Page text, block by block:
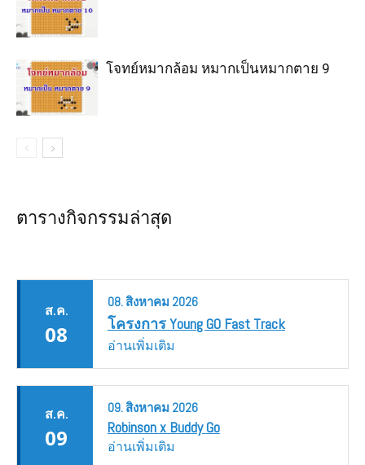
โจทย์หมากล้อม หมากเป็นหมากตาย 9
ตารางกิจกรรมล่าสุด
ส.ค.
08
08.สิงหาคม 2026
โครงการ Young GO Fast Track
อ่านเพิ่มเติม
ส.ค.
09
09.สิงหาคม 2026
Robinson x Buddy Go
อ่านเพิ่มเติม